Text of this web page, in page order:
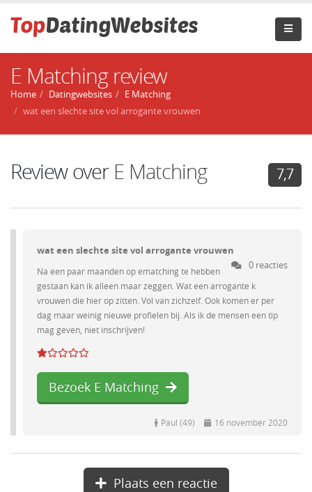
E Matching review
Home Datingwebsites
E Matching
wat een slechte site vol arrogante vrouwen
Review over E Matching 7,7
wat een slechte site vol arrogante vrouwen
0 reacties
Na een paar maanden op ematching te hebben
gestaan kan ik alleen maar zeggen. Wat een arrogante k
vrouwen die hier op zitten. Vol van zichzelf. Ook komen er per
dag maar weinig nieuwe profielen bij. Als ik de mensen een tip
mag geven, niet inschrijven!
Bezoek E Matching
Paul (49) 16 november 2020
Plaats een reactie